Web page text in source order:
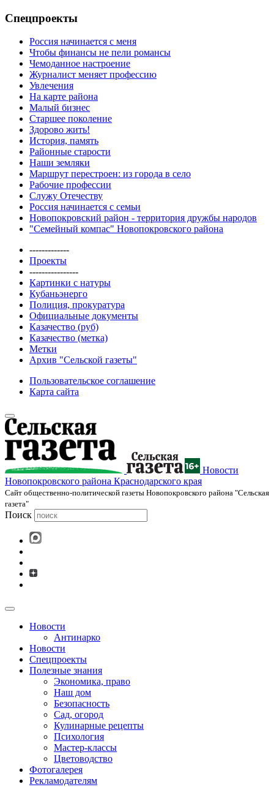
Спецпроекты
Россия начинается с меня
Чтобы финансы не пели романсы
Чемоданное настроение
Журналист меняет профессию
Увлечения
На карте района
Малый бизнес
Старшее поколение
Здорово жить!
История, память
Районные старости
Наши земляки
Маршрут перестроен: из города в село
Рабочие профессии
Служу Отечеству
Россия начинается с семьи
Новопокровский район - территория дружбы народов
"Семейный компас" Новопокровского района
-------------
Проекты
----------------
Картинки с натуры
Кубаньэнерго
Полиция, прокуратура
Официальные документы
Казачество (руб)
Казачество (метка)
Метки
Архив "Сельской газеты"
Пользовательское соглашение
Карта сайта
Новости
Новопокровского района Краснодарского края
Cайт общественно-политической газеты Новопокровского района "Сельская
газета"
Поиск
Новости
Антинарко
Новости
Спецпроекты
Полезные знания
Экономика, право
Наш дом
Безопасность
Сад, огород
Кулинарные рецепты
Психология
Мастер-классы
Цветоводство
Фотогалерея
Рекламодателям